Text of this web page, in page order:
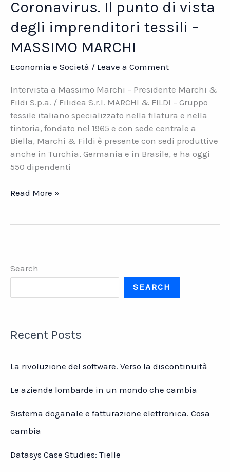
Coronavirus. Il punto di vista
degli imprenditori tessili –
MASSIMO MARCHI
Economia e Società / Leave a Comment
Intervista a Massimo Marchi – Presidente Marchi &
Fildi S.p.a. / Filidea S.r.l. MARCHI & FILDI – Gruppo
tessile italiano specializzato nella filatura e nella
tintoria, fondato nel 1965 e con sede centrale a
Biella, Marchi & Fildi è presente con sedi produttive
anche in Turchia, Germania e in Brasile, e ha oggi
550 dipendenti
Coronavirus.
imprenditori
–
Read More »
Search
SEARCH
Recent Posts
La rivoluzione del software. Verso la discontinuità
Le aziende lombarde in un mondo che cambia
Sistema doganale e fatturazione elettronica. Cosa
cambia
Datasys Case Studies: Tielle